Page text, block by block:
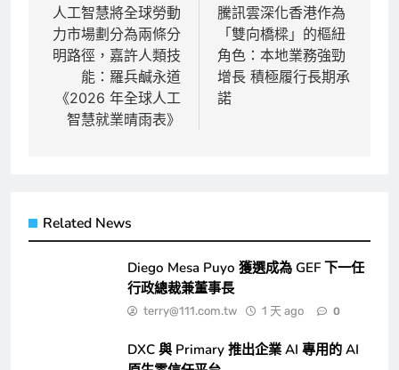
章
導
人工智慧將全球勞動
力市場劃分為兩條分
明路徑，嘉許人類技
能：羅兵鹹永道
《2026 年全球人工
智慧就業晴雨表》
騰訊雲深化香港作為
「雙向橋樑」的樞紐
角色：本地業務強勁
增長 積極履行長期承
諾
Related News
Diego Mesa Puyo 獲選成為 GEF 下一任
行政總裁兼董事長
terry@111.com.tw 1 天 ago 0
DXC 與 Primary 推出企業 AI 專用的 AI